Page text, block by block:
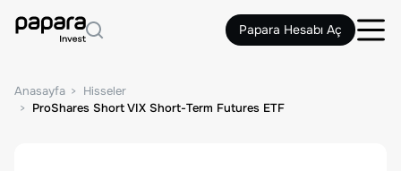
Papara Hesabı Aç
Anasayfa
Hisseler
ProShares Short VIX Short-Term Futures ETF